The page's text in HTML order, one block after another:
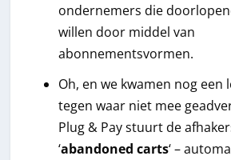
ondernemers die
willen door middel van
abonnementsvormen.
Oh, en we kwamen nog een
tegen waar niet mee
Plug & Pay stuurt de
‘abandoned carts‘ –